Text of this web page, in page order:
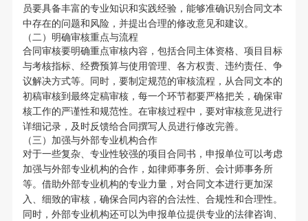
员要具备丰富的专业知识和实践经验，能够准确识别合同文本
中存在的问题和风险，并提出合理的修改意见和建议。
（二）明确审核重点与流程
合同审核要明确重点审核内容，包括合同主体资格、项目目标
与考核指标、经费预算与使用管理、各方权责、违约责任、争
议解决方式等。同时，要制定规范的审核流程，从合同文本的
初稿审核到最终定稿审核，每一个环节都要严格把关，确保审
核工作的严谨性和规范性。在审核过程中，要对审核意见进行
详细记录，及时反馈给合同撰写人员进行修改完善。
（三）加强与外部专业机构合作
对于一些复杂、专业性较强的项目合同书，申报单位可以考虑
加强与外部专业机构的合作，如律师事务所、会计师事务所
等。借助外部专业机构的专业力量，对合同文本进行更加深
入、细致的审核，确保合同内容的合法性、合规性和合理性。
同时，外部专业机构还可以为申报单位提供专业的法律咨询、